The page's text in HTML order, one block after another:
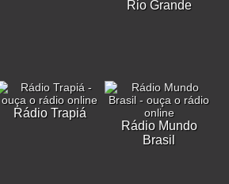
Rio Grande
Rádio Trapiá
Rádio Mundo
Brasil